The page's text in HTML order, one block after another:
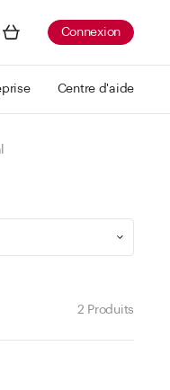
Voir plus
Connexion
Centre d'aide
2 Produits